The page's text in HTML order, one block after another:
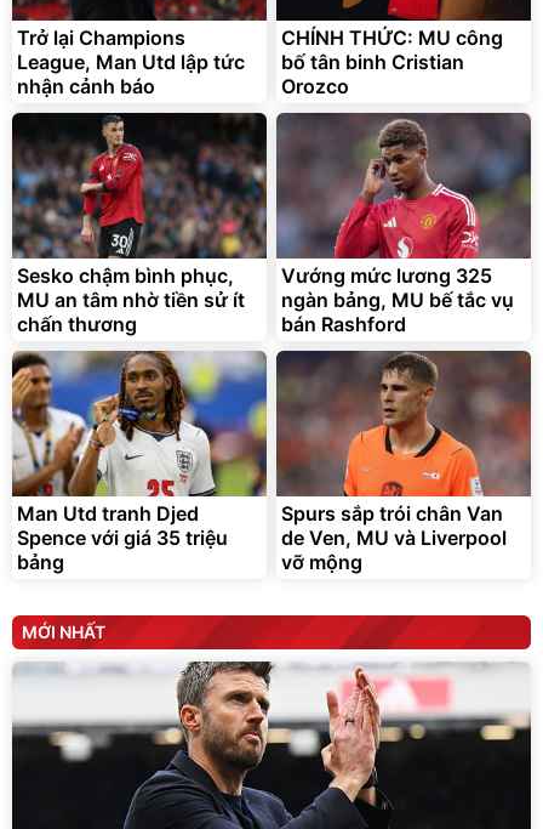
Vòi xịt tăng áp dành cho
rửa xe, tưới cây
161.000
70.000đ
Bán chạy
Quạt tích điện kẹp bàn mini
để bàn
79.000
Serum Vaseline Gluta-Hya
Dưỡng Da Sáng Mịn Sau 7
Ngày
150.000 đ
141.000đ
Deal hot
Bơm Lốp Kích Bình Ô Tô
V2 4in1 MEDICAR –
12.000mAh
2.690.000
1.335.100đ
Hot Deal
Trở lại Champions
League, Man Utd lập tức
nhận cảnh báo
CHÍNH THỨC: MU công
bố tân binh Cristian
Orozco
Sesko chậm bình phục,
MU an tâm nhờ tiền sử ít
chấn thương
Vướng mức lương 325
ngàn bảng, MU bế tắc vụ
bán Rashford
Man Utd tranh Djed
Spence với giá 35 triệu
bảng
Spurs sắp trói chân Van
de Ven, MU và Liverpool
vỡ mộng
MỚI NHẤT